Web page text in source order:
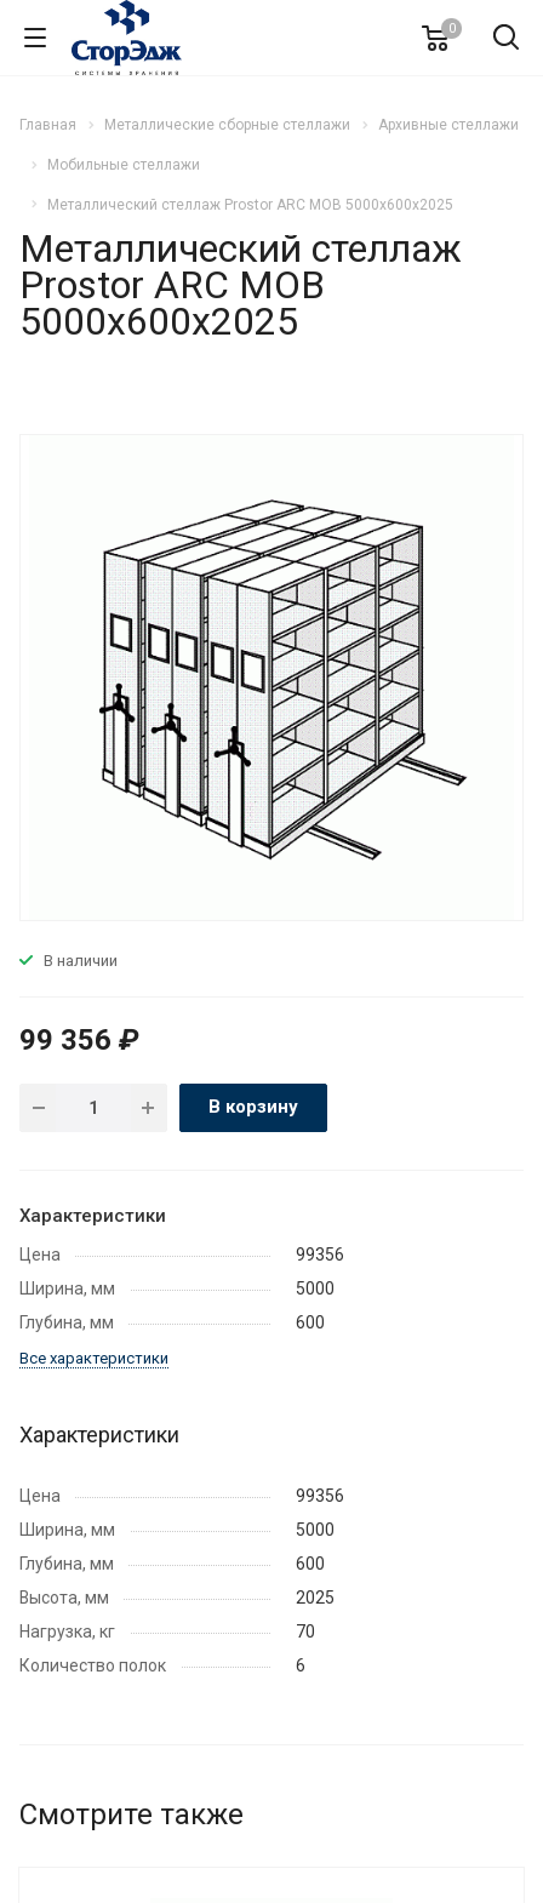
0
Главная Металлические сборные стеллажи Архивные стеллажи
Мобильные стеллажи
Металлический стеллаж Prostor ARC MOB 5000x600x2025
Металлический стеллаж
Prostor ARC MOB
5000x600x2025
В наличии
99 356 ₽
В корзину
Характеристики
Цена
99356
Ширина, мм
5000
Глубина, мм
600
Все характеристики
Характеристики
Цена
99356
Ширина, мм
5000
Глубина, мм
600
Высота, мм
2025
Нагрузка, кг
70
Количество полок
6
Смотрите также